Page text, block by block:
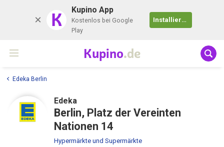
K Kupino App
Kostenlos bei Google
Play
Installieren
Kupino.de
Edeka Berlin
Edeka
Berlin, Platz der Vereinten
Nationen 14
Hypermärkte und Supermärkte